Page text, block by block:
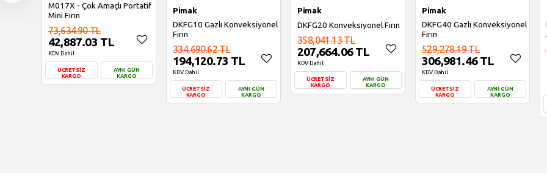
M017X - Çok Amaçlı Portatif
Mini Fırın
73,634.90 TL
42,887.03 TL
KDV Dahil
ÜCRETSİZ
KARGO
AYNI GÜN
KARGO
Pimak
DKFG10 Gazlı Konveksiyonel
Fırın
334,690.62 TL
194,120.73 TL
KDV Dahil
ÜCRETSİZ
KARGO
AYNI GÜN
KARGO
Pimak
DKFG20 Konveksiyonel Fırın
358,041.13 TL
207,664.06 TL
KDV Dahil
ÜCRETSİZ
KARGO
AYNI GÜN
KARGO
Pimak
DKFG40 Gazlı Konveksiyonel
Fırın
529,278.19 TL
306,981.46 TL
KDV Dahil
ÜCRETSİZ
KARGO
AYNI GÜN
KARGO